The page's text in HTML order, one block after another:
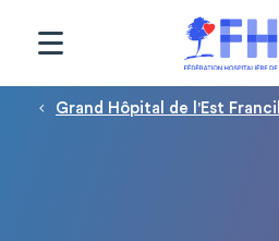
Fil d'Ariane
Grand Hôpital de l'Est
Panneau de gestion des